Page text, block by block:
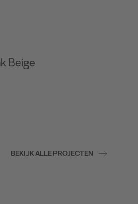
Beige
BEKIJK ALLE PROJECTEN